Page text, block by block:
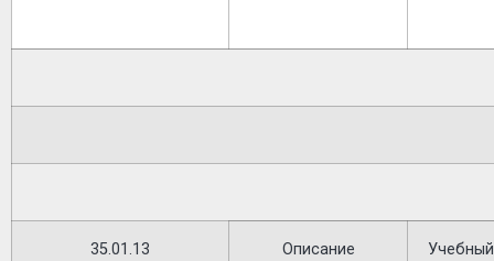
35.01.13
Описание
Учебный